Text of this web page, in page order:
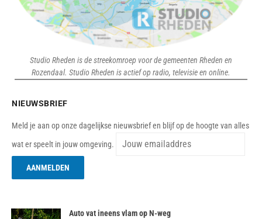
Studio Rheden is de streekomroep voor de gemeenten Rheden en
Rozendaal. Studio Rheden is actief op radio, televisie en online.
NIEUWSBRIEF
Meld je aan op onze dagelijkse nieuwsbrief en blijf op de hoogte van alles
wat er speelt in jouw omgeving.
Auto vat ineens vlam op N-weg